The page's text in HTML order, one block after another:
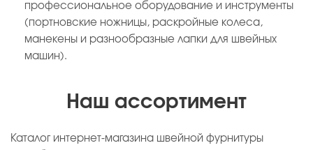
профессиональное оборудование и инструменты
(портновские ножницы, раскройные колеса,
манекены и разнообразные лапки для швейных
машин).
Наш ассортимент
Каталог интернет-магазина швейной фурнитуры